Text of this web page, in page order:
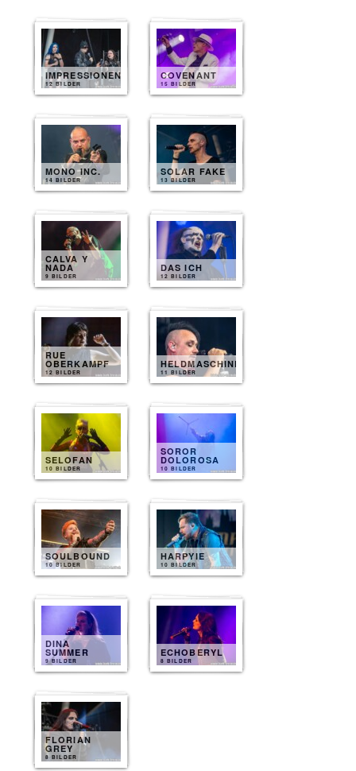
IMPRESSIONEN
12 BILDER
COVENANT
15 BILDER
MONO INC.
14 BILDER
SOLAR FAKE
13 BILDER
CALVA Y
NADA
9 BILDER
DAS ICH
12 BILDER
RUE
OBERKAMPF
12 BILDER
HELDMASCHINE
11 BILDER
SELOFAN
10 BILDER
SOROR
DOLOROSA
10 BILDER
SOULBOUND
10 BILDER
HARPYIE
10 BILDER
DINA
SUMMER
9 BILDER
ECHOBERYL
8 BILDER
FLORIAN
GREY
8 BILDER